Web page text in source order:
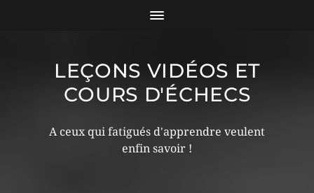
LEÇONS VIDÉOS ET
COURS D'ÉCHECS
A ceux qui fatigués d'apprendre veulent
enfin savoir !